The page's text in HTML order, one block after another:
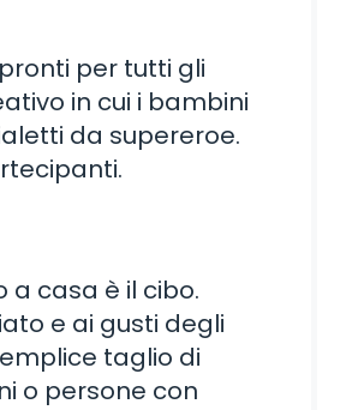
per tutti gli
in cui i bambini
da supereroe.
casa è il cibo.
e ai gusti degli
taglio di
o persone con